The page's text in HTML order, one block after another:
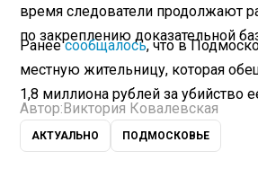
время следователи продолжают
по закреплению доказательной
Ранеесообщалось, что в
местную жительницу, которая
1,8 миллиона рублей за убийство
Автор: Виктория Ковалевская
АКТУАЛЬНО ПОДМОСКОВЬЕ